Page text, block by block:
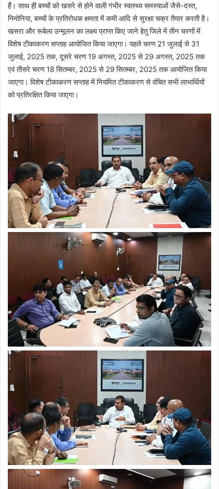
हैं। साथ ही बच्चों को खसरे से होने वाली गंभीर स्वास्थ्य समस्याओं जैसे-दस्त,
निमोनिया, बच्चों के प्रतिरोधक क्षमता में कमी आदि से सुरक्षा चक्र तैयार करती है।
खसरा और रूबेला उन्मूलन का लक्ष्य प्राप्त किए जाने हेतु जिले में तीन चरणों में
विशेष टीकाकरण सप्ताह आयोजित किया जाएगा। पहले चरण 21 जुलाई से 31
जुलाई, 2025 तक, दूसरे चरण 19 अगस्त, 2025 से 29 अगस्त, 2025 तक
एवं तीसरे चरण 18 सितम्बर, 2025 से 29 सितम्बर, 2025 तक आयोजित किया
जाएगा। विशेष टीकाकरण सप्ताह में नियमित टीकाकरण से वंचित सभी लाभार्थियों
को प्रतिरक्षित किया जाएगा।